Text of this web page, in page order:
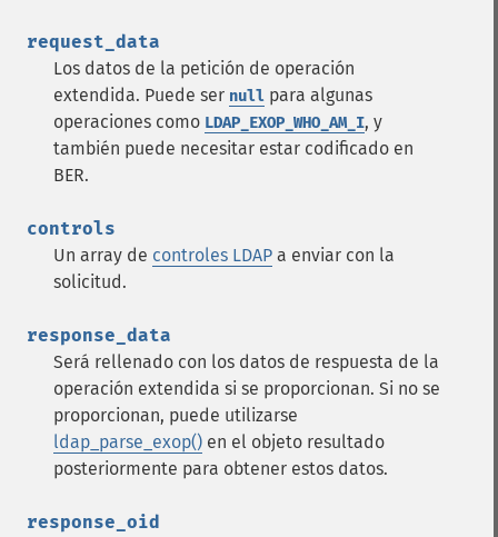
request_data
Los datos de la petición de operación
extendida. Puede ser null para algunas
operaciones como LDAP_EXOP_WHO_AM_I, y
también puede necesitar estar codificado en
BER.
controls
Un array de controles LDAP a enviar con la
solicitud.
response_data
Será rellenado con los datos de respuesta de la
operación extendida si se proporcionan. Si no se
proporcionan, puede utilizarse
ldap_parse_exop() en el objeto resultado
posteriormente para obtener estos datos.
response_oid